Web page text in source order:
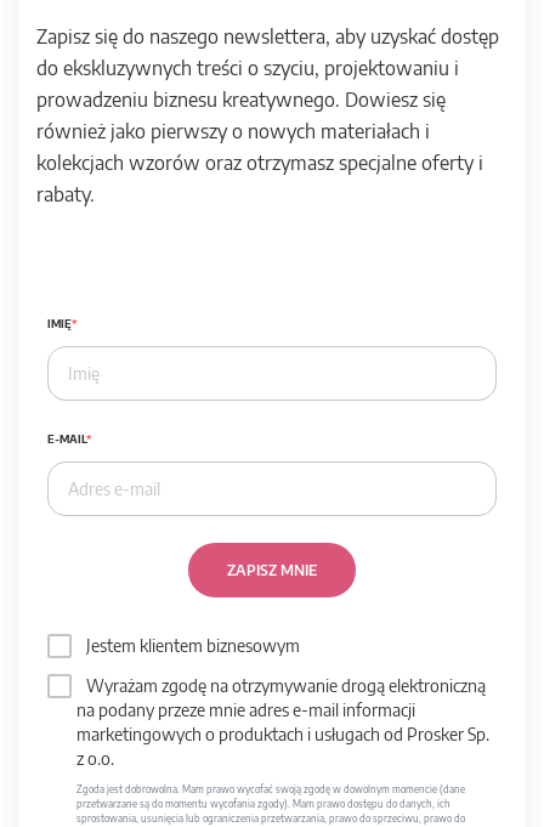
Zapisz się do naszego newslettera, aby uzyskać dostęp
do ekskluzywnych treści o szyciu, projektowaniu i
prowadzeniu biznesu kreatywnego. Dowiesz się
również jako pierwszy o nowych materiałach i
kolekcjach wzorów oraz otrzymasz specjalne oferty i
rabaty.
IMIĘ
E-MAIL
ZAPISZ MNIE
Jestem klientem biznesowym
Wyrażam zgodę na otrzymywanie drogą elektroniczną
na podany przeze mnie adres e-mail informacji
marketingowych o produktach i usługach od Prosker Sp.
z o.o.
Zgoda jest dobrowolna. Mam prawo wycofać swoją zgodę w dowolnym momencie (dane
przetwarzane są do momentu wycofania zgody). Mam prawo dostępu do danych, ich
sprostowania, usunięcia lub ograniczenia przetwarzania, prawo do sprzeciwu, prawo do